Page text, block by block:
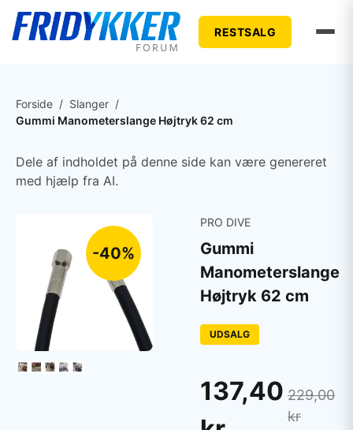
RESTSALG
Forside / Slanger /
Gummi Manometerslange Højtryk 62 cm
Dele af indholdet på denne side kan være genereret
med hjælp fra AI.
-40%
PRO DIVE
Gummi
Manometerslange
Højtryk 62 cm
UDSALG
137,40 229,00
kr